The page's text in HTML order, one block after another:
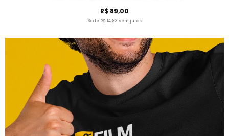
R$ 89,00
6x de R$ 14,83 sem juros